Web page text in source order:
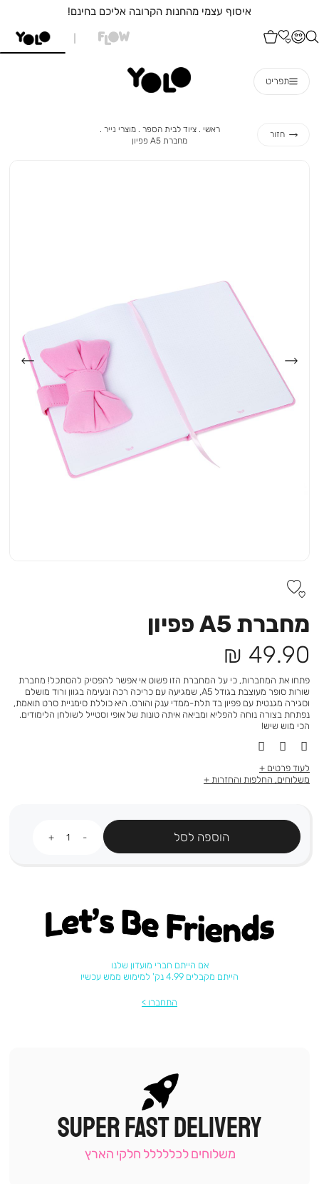
איסוף עצמי מהחנות הקרובה אליכם בחינם!
תפריט
חזור
ראשי ראשי
ציוד לבית הספר
ציוד
לבית
מוצרי נייר
מחברת A5 פפיון
מחברת A5 פפיון
מחיר
מוצר
49.90 ₪
פתחו את המחברות, כי על המחברת הזו פשוט אי אפשר להפסיק להסתכל! מחברת
שורות סופר מעוצבת בגודל A5, שמגיעה עם כריכה רכה ונעימה בגוון ורוד מושלם
וסגירה מגנטית עם פפיון בד תלת-ממדי ענק והורס. היא כוללת סימניית סרט תואמת,
נפתחת בצורה נוחה להפליא ומביאה איתה טונות של אופי וסטייל לשולחן הלימודים.
הכי מוש שיש!
לעוד פרטים
משלוחים, החלפות והחזרות
הוספה לסל
Let's be friends
אם הייתם חברי מועדון שלנו
הייתם מקבלים 4.99 נק' למימוש ממש עכשיו
התחברו
|
תומכי
-
SUPER FAST DELIVERY
משלוחים לכללללל חלקי הארץ